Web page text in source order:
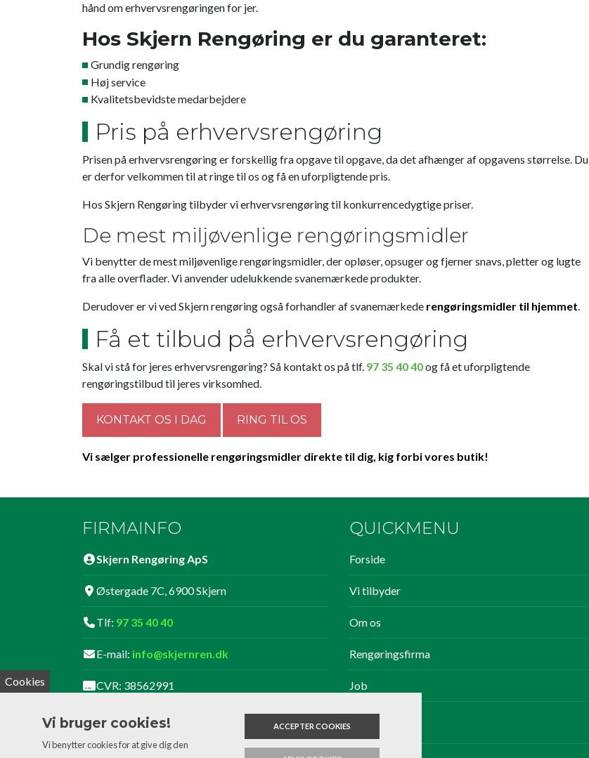
hånd om erhvervsrengøringen for jer.
Hos Skjern Rengøring er du garanteret:
Grundig rengøring
Høj service
Kvalitetsbevidste medarbejdere
Pris på erhvervsrengøring
Prisen på erhvervsrengøring er forskellig fra opgave til opgave, da det afhænger af opgavens størrelse. Du
er derfor velkommen til at ringe til os og få en uforpligtende pris.
Hos Skjern Rengøring tilbyder vi erhvervsrengøring til konkurrencedygtige priser.
De mest miljøvenlige rengøringsmidler
Vi benytter de mest miljøvenlige rengøringsmidler, der opløser, opsuger og fjerner snavs, pletter og lugte
fra alle overflader. Vi anvender udelukkende svanemærkede produkter.
Derudover er vi ved Skjern rengøring også forhandler af svanemærkede rengøringsmidler til hjemmet.
Få et tilbud på erhvervsrengøring
Skal vi stå for jeres erhvervsrengøring? Så kontakt os på tlf. 97 35 40 40og få et uforpligtende
rengøringstilbud til jeres virksomhed.
KONTAKT OS I DAG RING TIL OS
Vi sælger professionelle rengøringsmidler direkte til dig, kig forbi vores butik!
FIRMAINFO
Skjern Rengøring ApS
Østergade 7C, 6900 Skjern
Tlf: 97 35 40 40
E-mail: info@skjernren.dk
CVR: 38562991
Følg os på Facebook
QUICKMENU
Forside
Vi tilbyder
Om os
Rengøringsfirma
Job
Kontakt
Cookies
Vi bruger cookies!
Vi benytter cookies for at give dig den
ACCEPTER COOKIES